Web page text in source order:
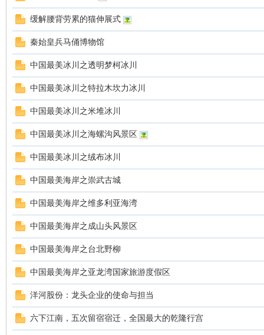
缓解腰背劳累的猫伸展式
秦始皇兵马俑博物馆
中国最美冰川之透明梦柯冰川
中国最美冰川之特拉木坎力冰川
中国最美冰川之米堆冰川
中国最美冰川之海螺沟风景区
中国最美冰川之绒布冰川
中国最美海岸之崇武古城
中国最美海岸之维多利亚海湾
中国最美海岸之成山头风景区
中国最美海岸之台北野柳
中国最美海岸之亚龙湾国家旅游度假区
洋河股份：龙头企业的使命与担当
六下江南，五次留宿宿迁，全国最大的乾隆行宫